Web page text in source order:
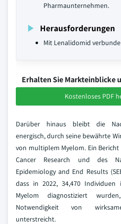
Pharmaunternehmen.
Herausforderungen
Mit Lenalidomid
Erhalten Sie Markteinblicke
Kostenloses PDF
Darüber hinaus bleibt die
energisch, durch seine bewährte
von multiplem Myelom. Ein
Cancer Research und des
Epidemiology and End Results
dass in 2022, 34,470
Myelom diagnostiziert
Notwendigkeit von
unterstreicht.